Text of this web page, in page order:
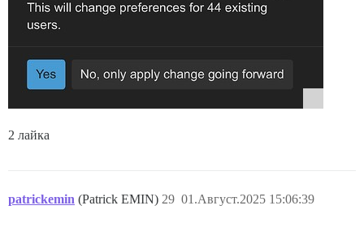
2 лайка
patrickemin (Patrick EMIN) 01.Август.2025 15:06:39
29